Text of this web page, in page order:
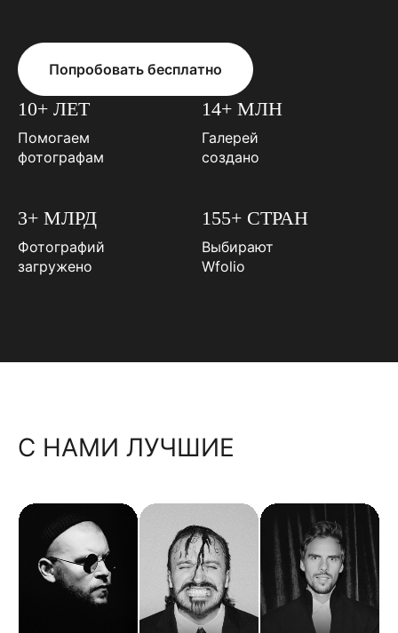
Попробовать бесплатно
10+ ЛЕТ
Помогаем
фотографам
14+ МЛН
Галерей
создано
3+ МЛРД
Фотографий
загружено
155+ СТРАН
Выбирают
Wfolio
С НАМИ ЛУЧШИЕ